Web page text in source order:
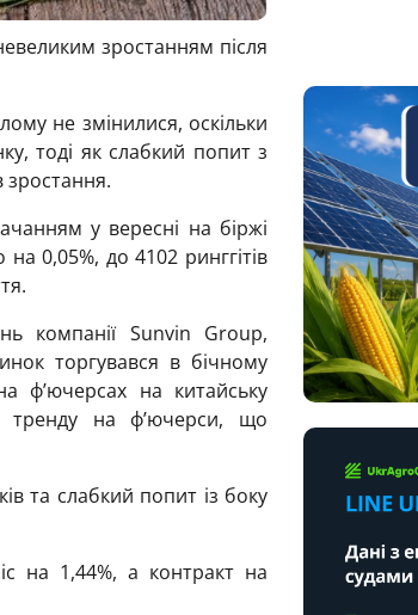
зростанням після
не змінилися, оскільки
тоді як слабкий попит з
зростання.
у вересні на біржі
0,05%, до 4102 ринггітів
компанії Sunvin Group,
торгувався в бічному
ф’ючерсах на китайську
тренду на ф’ючерси, що
та слабкий попит із боку
на 1,44%, а контракт на